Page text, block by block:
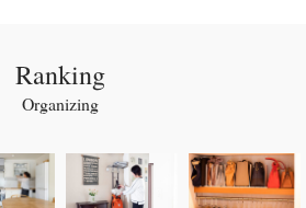
Ranking
Organizing